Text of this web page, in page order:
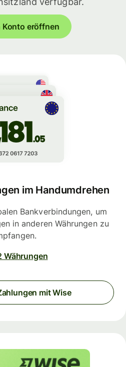
Konto eröffnen
im Handumdrehen
Bankverbindungen, um
in anderen Währungen zu
Währungen
mit Wise